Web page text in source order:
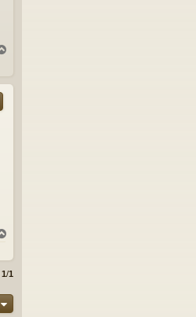
s
ö
s
1/1